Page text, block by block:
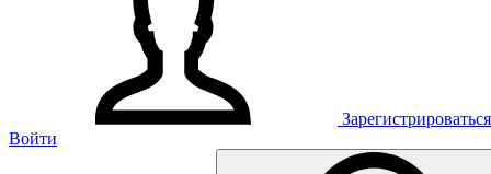
Зарегистрироваться
Войти